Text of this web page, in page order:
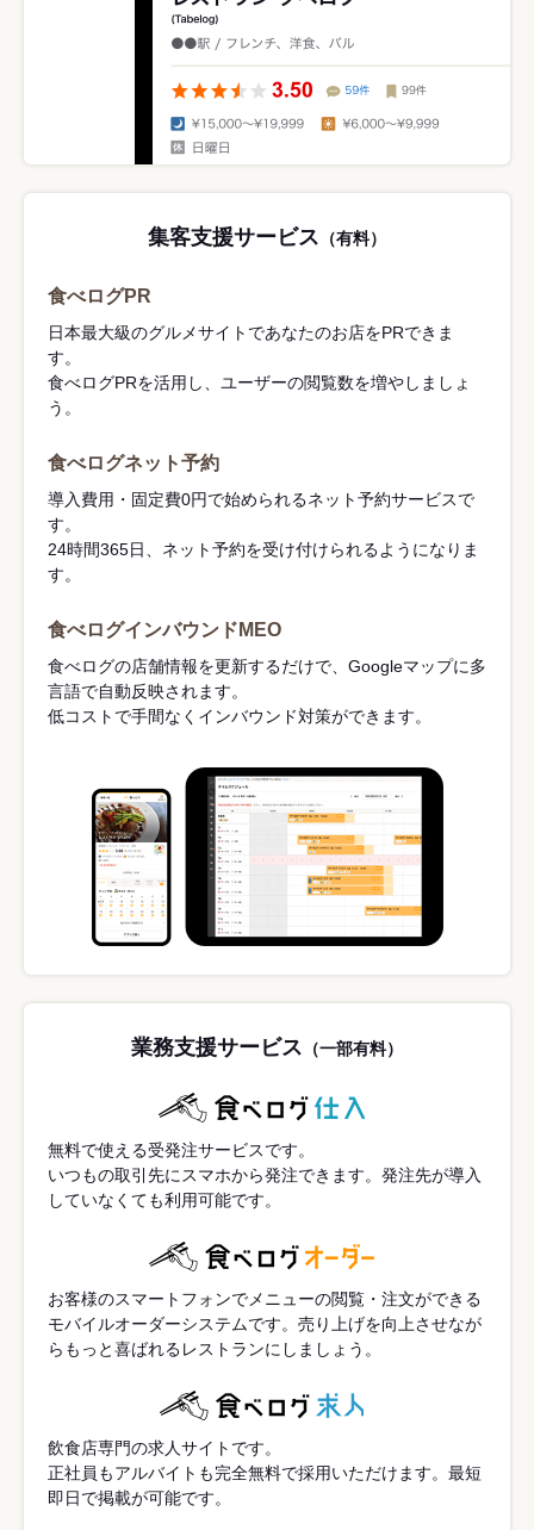
集客支援サービス （有料）
食べログPR
日本最大級のグルメサイトであなたのお店をPRできま
す。
食べログPRを活用し、ユーザーの閲覧数を増やしましょ
う。
食べログネット予約
導入費用・固定費0円で始められるネット予約サービスで
す。
24時間365日、ネット予約を受け付けられるようになりま
す。
食べログインバウンドMEO
食べログの店舗情報を更新するだけで、Googleマップに多
言語で自動反映されます。
低コストで手間なくインバウンド対策ができます。
業務支援サービス （一部有料）
無料で使える受発注サービスです。
いつもの取引先にスマホから発注できます。発注先が導入
していなくても利用可能です。
お客様のスマートフォンでメニューの閲覧・注文ができる
モバイルオーダーシステムです。売り上げを向上させなが
らもっと喜ばれるレストランにしましょう。
飲食店専門の求人サイトです。
正社員もアルバイトも完全無料で採用いただけます。最短
即日で掲載が可能です。